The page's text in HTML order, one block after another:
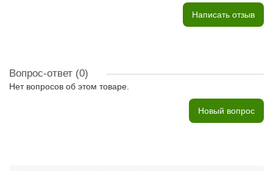
Написать отзыв
Вопрос-ответ (0)
Нет вопросов об этом товаре.
Новый вопрос